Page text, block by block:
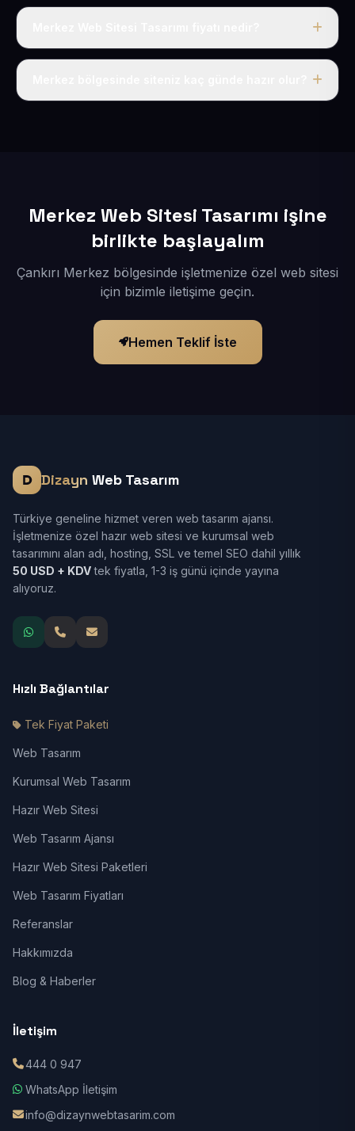
Tek fiyat uygulanır: yıllık 50 USD + KDV. Bu bedele alan
Merkez Web Sitesi Tasarımı işine
birlikte başlayalım
Çankırı Merkez bölgesinde işletmenize özel web sitesi
için bizimle iletişime geçin.
Hemen Teklif İste
Dizayn Web Tasarım
Türkiye geneline hizmet veren web tasarım ajansı.
İşletmenize özel hazır web sitesi ve kurumsal web
tasarımını alan adı, hosting, SSL ve temel SEO dahil yıllık
50 USD + KDVtek fiyatla, 1-3 iş günü içinde yayına
alıyoruz.
Hızlı Bağlantılar
Tek Fiyat Paketi
Web Tasarım
Kurumsal Web Tasarım
Hazır Web Sitesi
Web Tasarım Ajansı
Hazır Web Sitesi Paketleri
Web Tasarım Fiyatları
Referanslar
Hakkımızda
Blog & Haberler
İletişim
444 0 947
WhatsApp İletişim
info@dizaynwebtasarim.com